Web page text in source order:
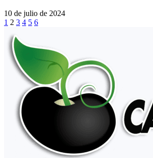
10 de julio de 2024
1 2 3 4 5 6